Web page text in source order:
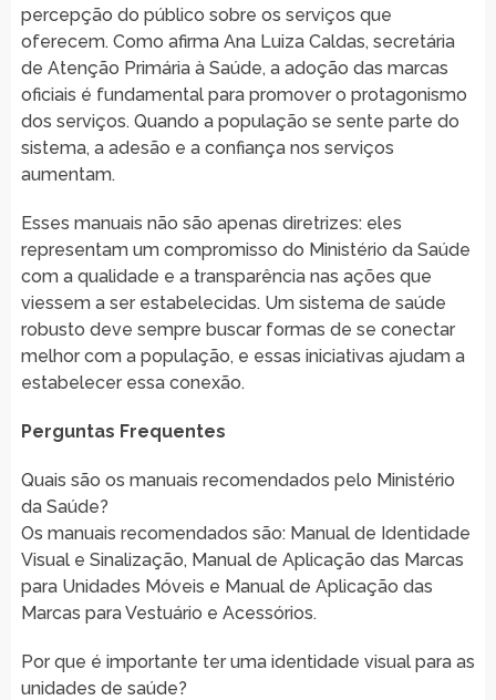
percepção do público sobre os serviços que
oferecem. Como afirma Ana Luiza Caldas, secretária
de Atenção Primária à Saúde, a adoção das marcas
oficiais é fundamental para promover o protagonismo
dos serviços. Quando a população se sente parte do
sistema, a adesão e a confiança nos serviços
aumentam.
Esses manuais não são apenas diretrizes: eles
representam um compromisso do Ministério da Saúde
com a qualidade e a transparência nas ações que
viessem a ser estabelecidas. Um sistema de saúde
robusto deve sempre buscar formas de se conectar
melhor com a população, e essas iniciativas ajudam a
estabelecer essa conexão.
Perguntas Frequentes
Quais são os manuais recomendados pelo Ministério
da Saúde?
Os manuais recomendados são: Manual de Identidade
Visual e Sinalização, Manual de Aplicação das Marcas
para Unidades Móveis e Manual de Aplicação das
Marcas para Vestuário e Acessórios.
Por que é importante ter uma identidade visual para as
unidades de saúde?